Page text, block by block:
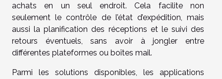
achats en un seul endroit. Cela facilite non
seulement le contrôle de l’état d’expédition, mais
aussi la planification des réceptions et le suivi des
retours éventuels, sans avoir à jongler entre
différentes plateformes ou boîtes mail.
Parmi les solutions disponibles, les applications